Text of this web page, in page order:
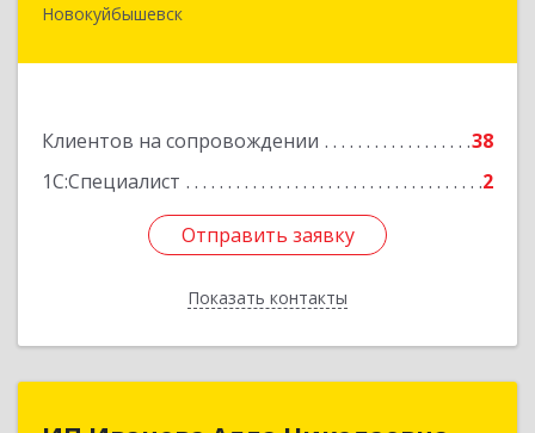
Новокуйбышевск
Клиентов на сопровождении
38
1С:Специалист
2
Отправить заявку
Показать контакты
446206, Самарская обл, Новокуйбышевск г,
Отправить заявку
Назад